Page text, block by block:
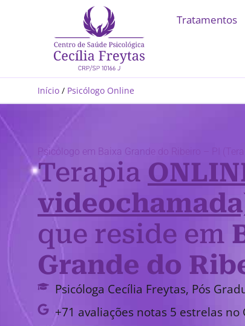
Tratamentos
Início / Psicólogo Online
Psicólogo em Baixa Grande do Ribeiro – PI
Terapia
que reside em
Grande do
Psicóloga Cecília Freytas, Pós
+71 avaliações notas 5 estrelas no